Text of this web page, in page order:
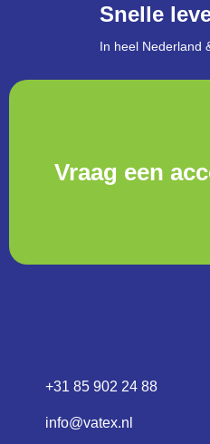
Snelle
In heel Nederland
Vraag een
+31 85 902 24 88
info@vatex.nl